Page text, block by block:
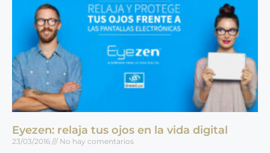
Eyezen: relaja tus ojos en la vida digital
23/03/2016 No hay comentarios